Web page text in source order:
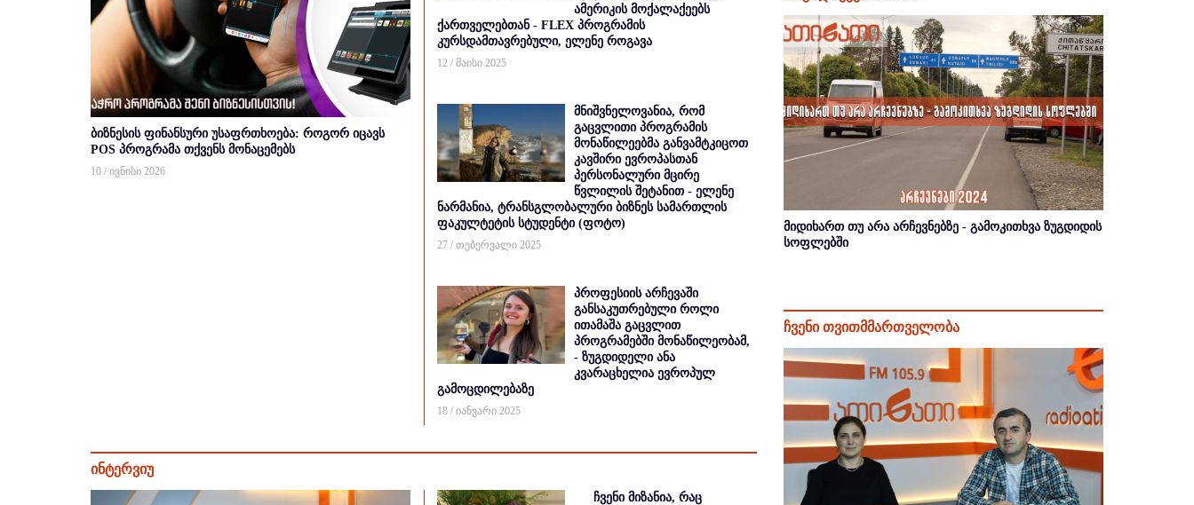
ბიზნესის ფინანსური უსაფრთხოება: როგორ იცავს
POS პროგრამა თქვენს მონაცემებს
10 / ივნისი 2026
ამერიკის მოქალაქეებს
ქართველებთან - FLEX პროგრამის
კურსდამთავრებული, ელენე როგავა
12 / მაისი 2025
მნიშვნელოვანია, რომ
გაცვლითი პროგრამის
მონაწილეებმა განვამტკიცოთ
კავშირი ევროპასთან
პერსონალური მცირე
წვლილის შეტანით - ელენე
ნარმანია, ტრანსგლობალური ბიზნეს სამართლის
ფაკულტეტის სტუდენტი (ფოტო)
27 / თებერვალი 2025
პროფესიის არჩევაში
განსაკუთრებული როლი
ითამაშა გაცვლით
პროგრამებში მონაწილეობამ,
- ზუგდიდელი ანა
კვარაცხელია ევროპულ
გამოცდილებაზე
18 / იანვარი 2025
ინტერვიუ
ჩვენი მიზანია, რაც
მიდიხართ თუ არა არჩევნებზე - გამოკითხვა ზუგდიდის
სოფლებში
ჩვენი თვითმმართველობა